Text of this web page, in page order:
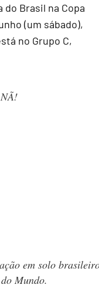
do Brasil na Copa
(um sábado),
no Grupo C,
em solo
Mundo.